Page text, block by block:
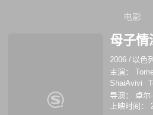
电影
母子情
2006 / 以色列
主演：
ShaiAvivi
亨利·加尔辛
导演：
卓尔
上映时间：